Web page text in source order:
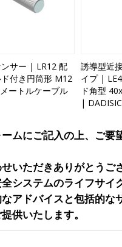
サー | LR12 配
付き円筒形 M12
ートルケーブル
誘導型近
イプ |
ド角型
|
ムにご記入の上、ご要
いただきありがとうご
システムのライフサイ
アドバイスと包括的な
供いたします。